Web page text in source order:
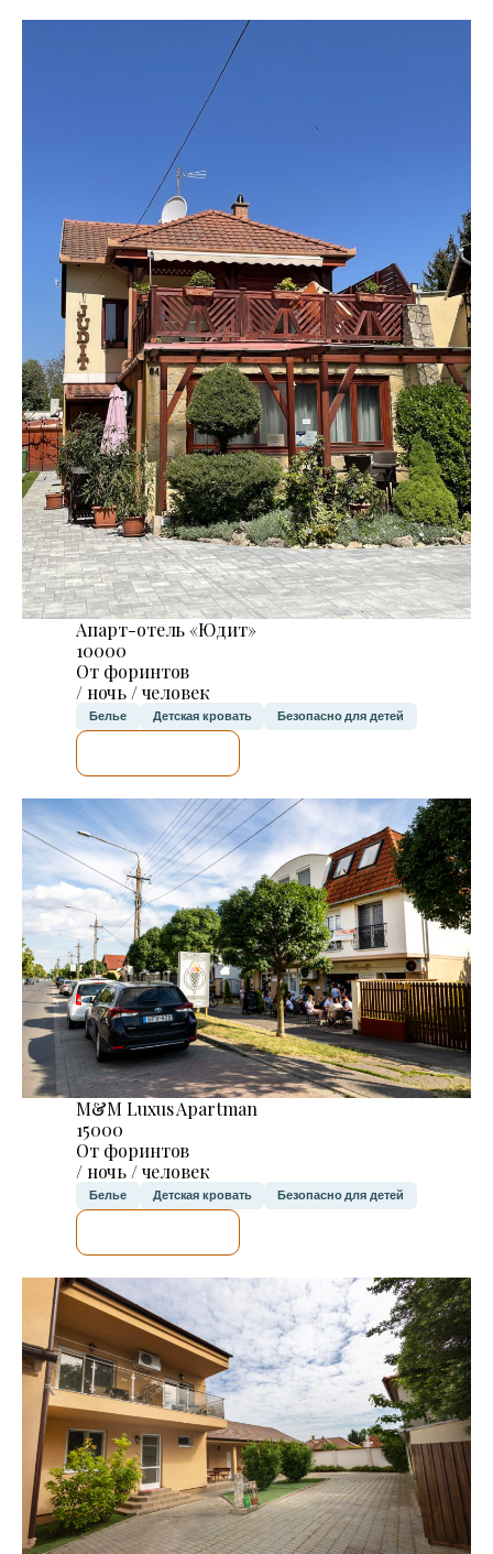
Апарт-отель «Юдит»
10000
От форинтов
/ ночь / человек
Белье Детская кровать Безопасно для детей
M&M Luxus Apartman
15000
От форинтов
/ ночь / человек
Белье Детская кровать Безопасно для детей